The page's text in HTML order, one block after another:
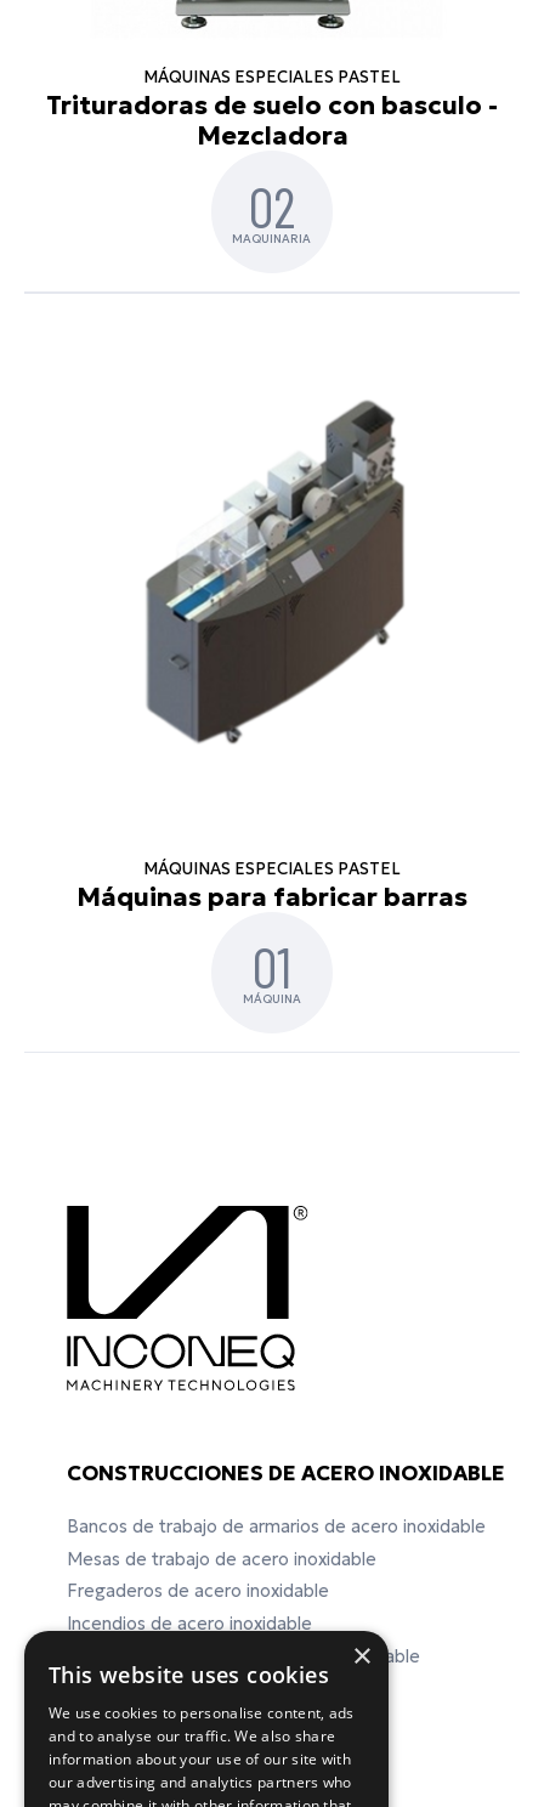
MÁQUINAS ESPECIALES PASTEL
Trituradoras de suelo con basculo -
Mezcladora
02
MAQUINARIA
MÁQUINAS ESPECIALES PASTEL
Máquinas para fabricar barras
01
MÁQUINA
CONSTRUCCIONES DE ACERO INOXIDABLE
Bancos de trabajo de armarios de acero inoxidable
Mesas de trabajo de acero inoxidable
Fregaderos de acero inoxidable
Incendios de acero inoxidable
Equipos de laboratorio de acero inoxidable
ΕΠΙΚΟΙΝΩΝΙΑ
×
This website uses cookies
We use cookies to personalise content, ads
and to analyse our traffic. We also share
information about your use of our site with
our advertising and analytics partners who